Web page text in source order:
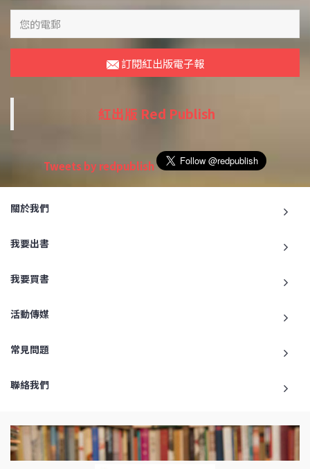
訂閱紅出版電子報
紅出版 Red Publish
Tweets by redpublish
關於我們
我要出書
我要買書
活動傳媒
常見問題
聯絡我們